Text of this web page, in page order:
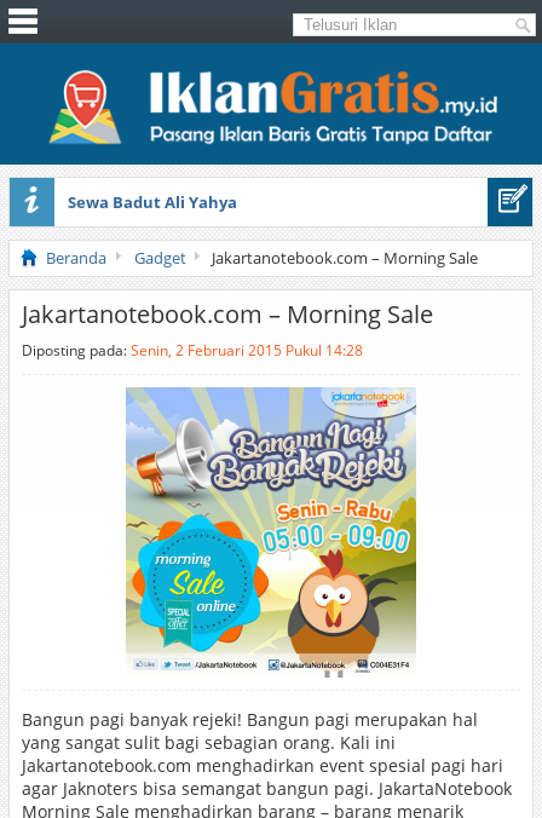
Sewa Badut Ali Yahya
Honda Brio 1.3 E AT CBU 2012 Putih
Beranda Gadget Jakartanotebook.com – Morning Sale
Jakartanotebook.com – Morning Sale
Diposting pada:Senin, 2 Februari 2015 Pukul 14:28
Bangun pagi banyak rejeki! Bangun pagi merupakan hal
yang sangat sulit bagi sebagian orang. Kali ini
Jakartanotebook.com menghadirkan event spesial pagi hari
agar Jaknoters bisa semangat bangun pagi. JakartaNotebook
Morning Sale menghadirkan barang – barang menarik